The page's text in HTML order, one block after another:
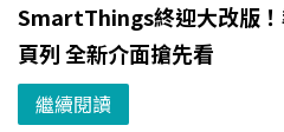
SmartThings終迎大改版
頁列 全新介面搶先看
繼續閱讀